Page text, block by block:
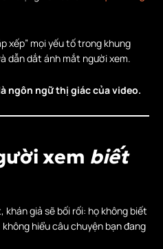
xếp” mọi yếu tố trong khung
dẫn dắt ánh mắt người xem.
ngôn ngữ thị giác của video.
xem biết
giả sẽ bối rối: họ không biết
hiểu câu chuyện bạn đang